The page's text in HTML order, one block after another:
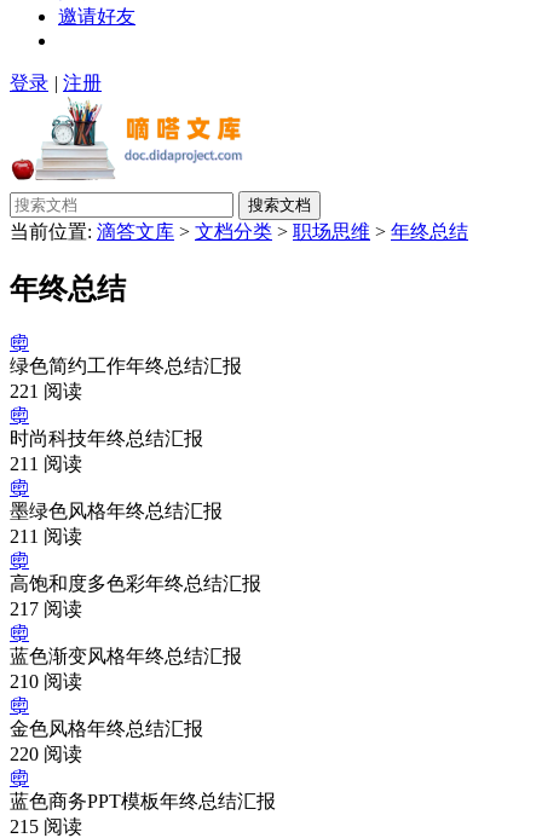
邀请好友
登录 | 注册
搜索文档
当前位置: 滴答文库 > 文档分类 > 职场思维 > 年终总结
年终总结
绿色简约工作年终总结汇报
221 阅读
时尚科技年终总结汇报
211 阅读
墨绿色风格年终总结汇报
211 阅读
高饱和度多色彩年终总结汇报
217 阅读
蓝色渐变风格年终总结汇报
210 阅读
金色风格年终总结汇报
220 阅读
蓝色商务PPT模板年终总结汇报
215 阅读